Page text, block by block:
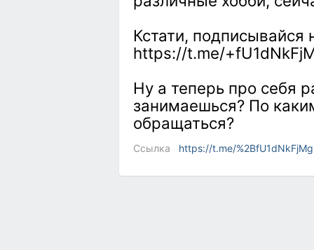
Кстати, подписывайся
https://t.me/
Ну а теперь про себя
занимаешься? По
обращаться?
Ссылка https://t.me/